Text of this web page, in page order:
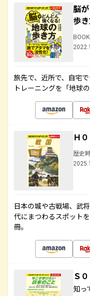
脳
歩
旅先で、近所で、自宅
トレーニングを「地球
Ｈ
歴史
日本の城や古戦場、武
代にまつわるスポット
冊。
Ｓ
知っ